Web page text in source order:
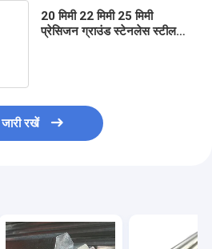
20 मिमी 22 मिमी 25 मिमी
प्रेसिजन ग्राउंड स्टेनलेस स्टील
जारी रखें